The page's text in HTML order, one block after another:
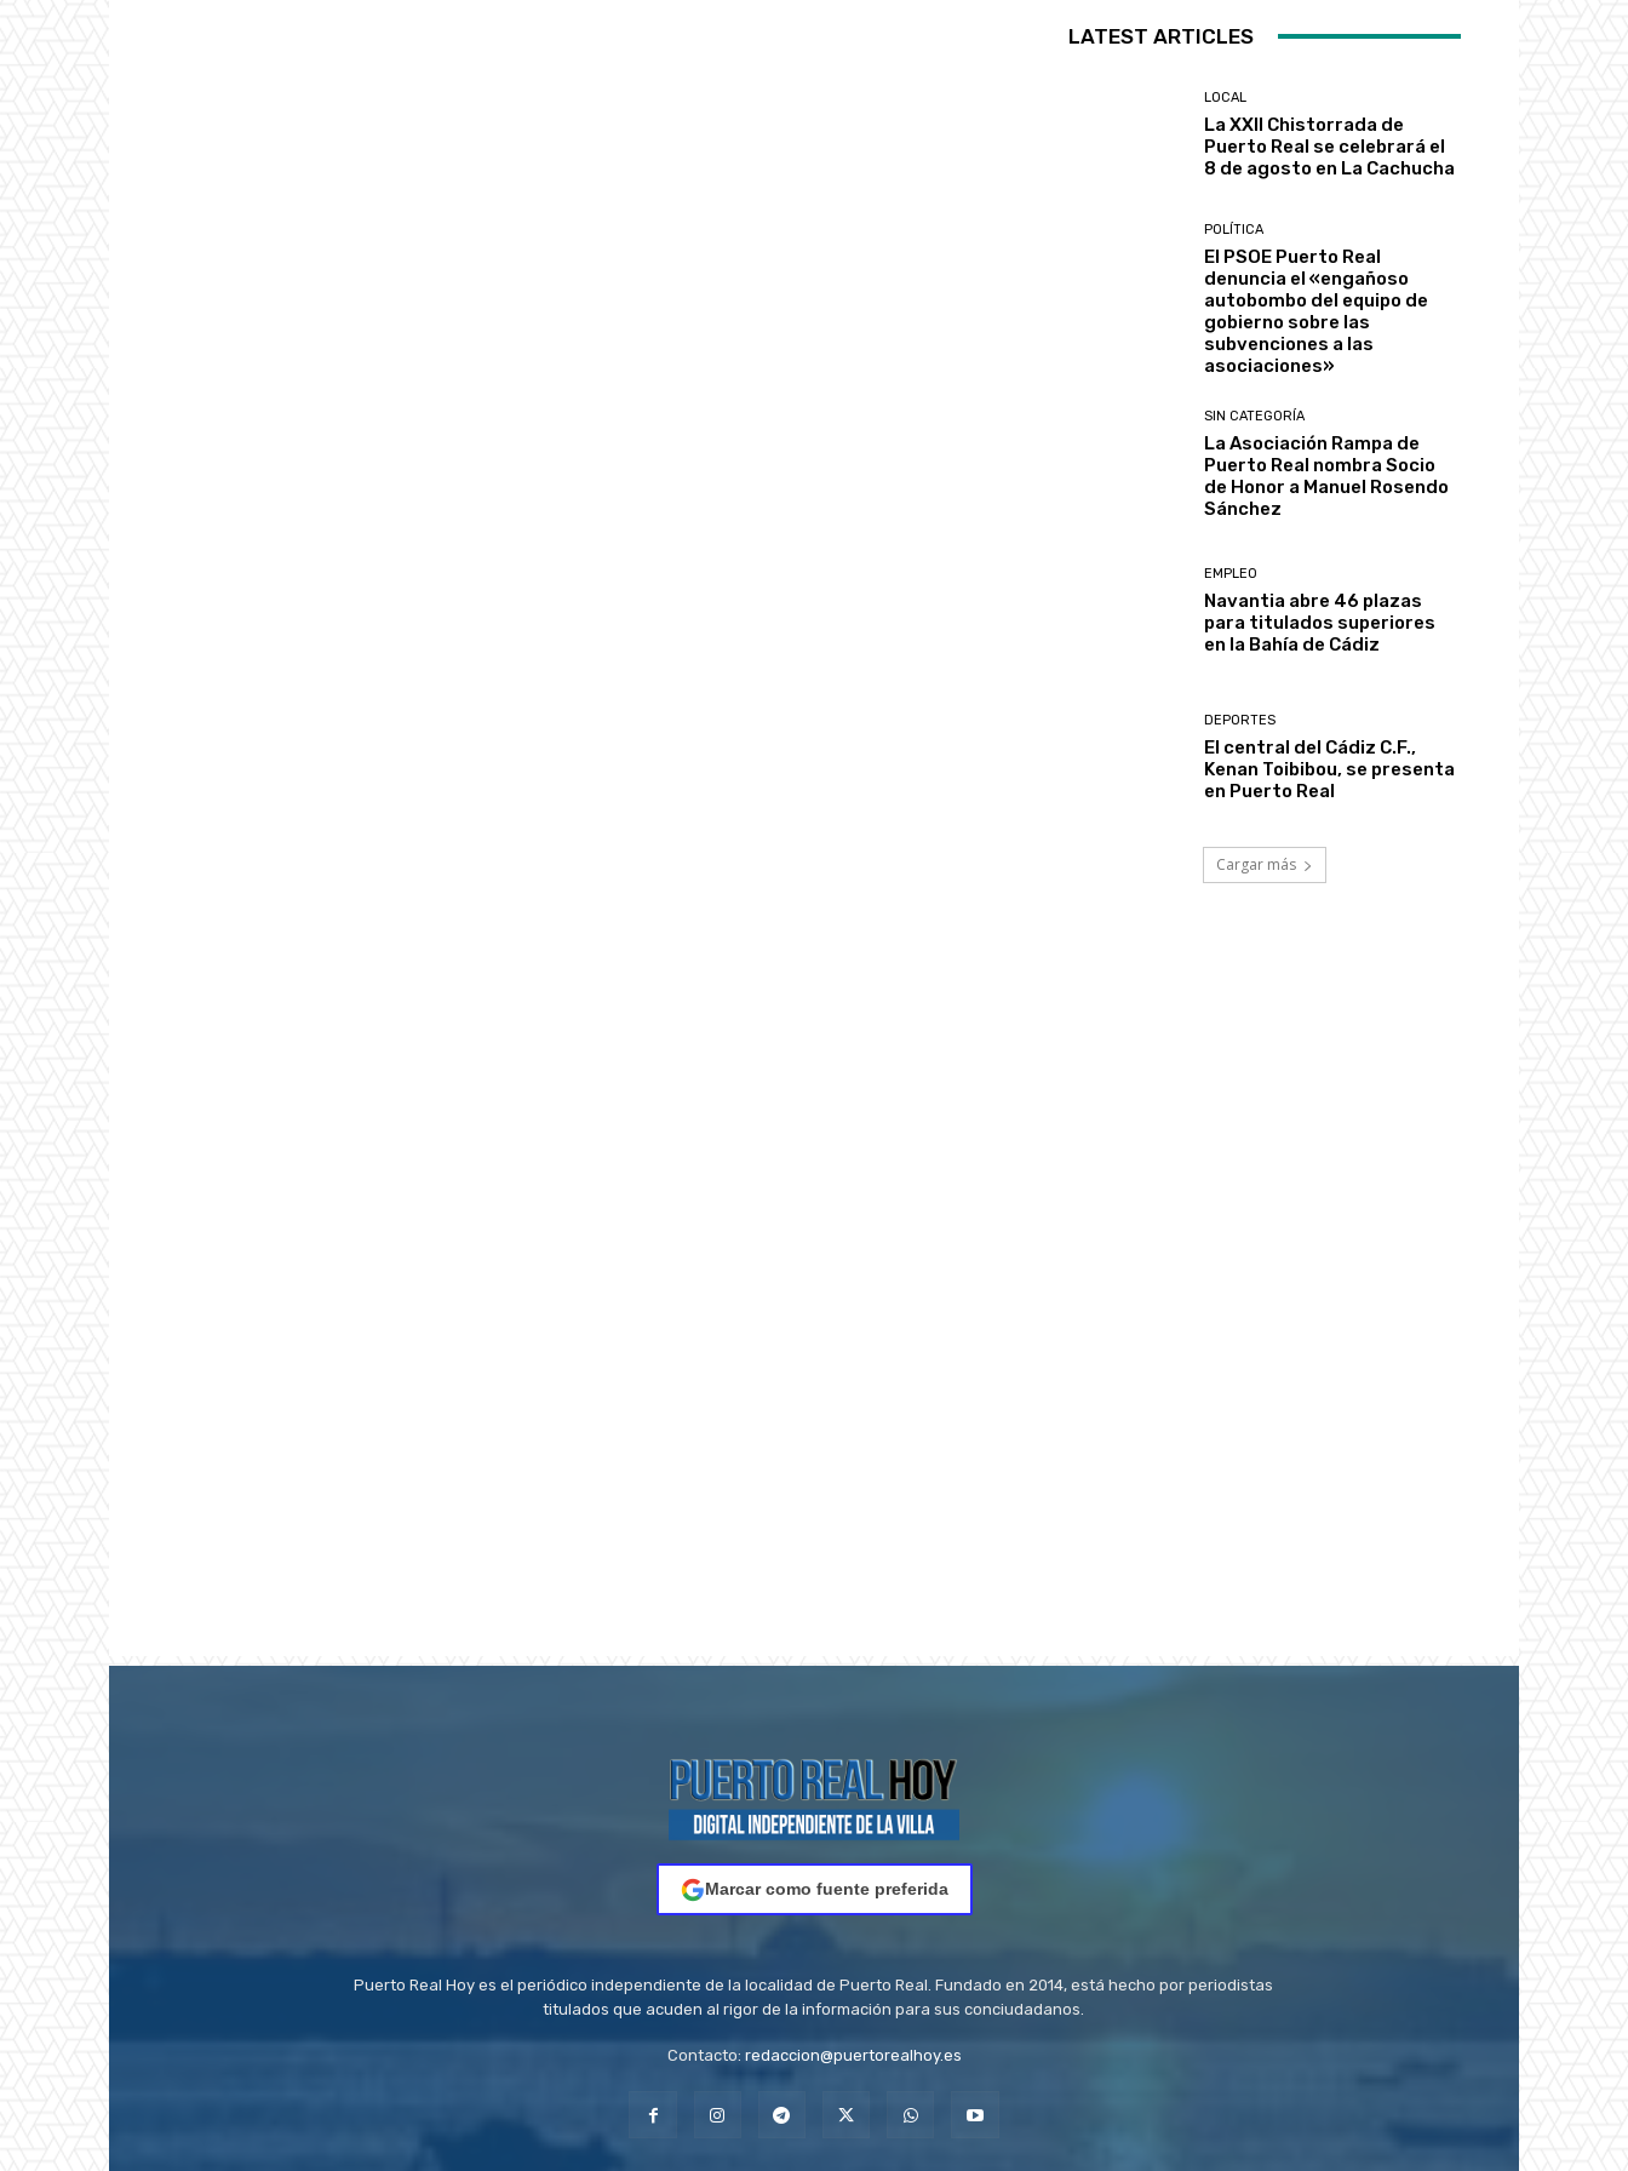
LATEST ARTICLES
LOCAL
La XXII Chistorrada de
Puerto Real se celebrará el
8 de agosto en La Cachucha
POLÍTICA
El PSOE Puerto Real
denuncia el «engañoso
autobombo del equipo de
gobierno sobre las
subvenciones a las
asociaciones»
SIN CATEGORÍA
La Asociación Rampa de
Puerto Real nombra Socio
de Honor a Manuel Rosendo
Sánchez
EMPLEO
Navantia abre 46 plazas
para titulados superiores
en la Bahía de Cádiz
DEPORTES
El central del Cádiz C.F.,
Kenan Toibibou, se presenta
en Puerto Real
Cargar más
Marcar como fuente preferida
Puerto Real Hoy es el periódico independiente de la localidad de Puerto Real. Fundado en 2014, está hecho por periodistas
titulados que acuden al rigor de la información para sus conciudadanos.
Contacto: redaccion@puertorealhoy.es